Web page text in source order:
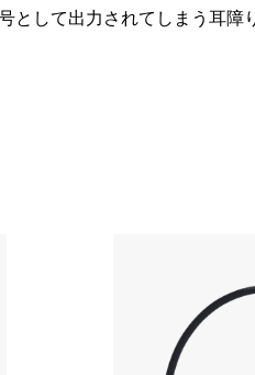
として出力されてしまう耳障